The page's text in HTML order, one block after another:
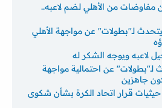
من الأهلي لضم لاعبه..
لـ"بطولات" عن مواجهة الأهلي
لاعبه ويوجه الشكر له
عن احتمالية مواجهة
جاهزين
قرار اتحاد الكرة بشأن شكوى